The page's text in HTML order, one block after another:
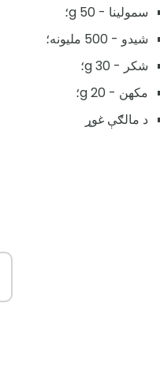
سمولینا - 50 g؛
شیدو - 500 ملیونه؛
شکر - 30 g؛
مکھن - 20 g؛
د مالګې غوړ